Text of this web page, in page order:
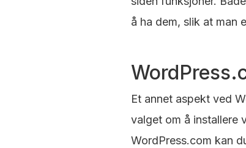
å ha dem, slik at man
Et annet aspekt ved
valget om å installere
WordPress.com kan